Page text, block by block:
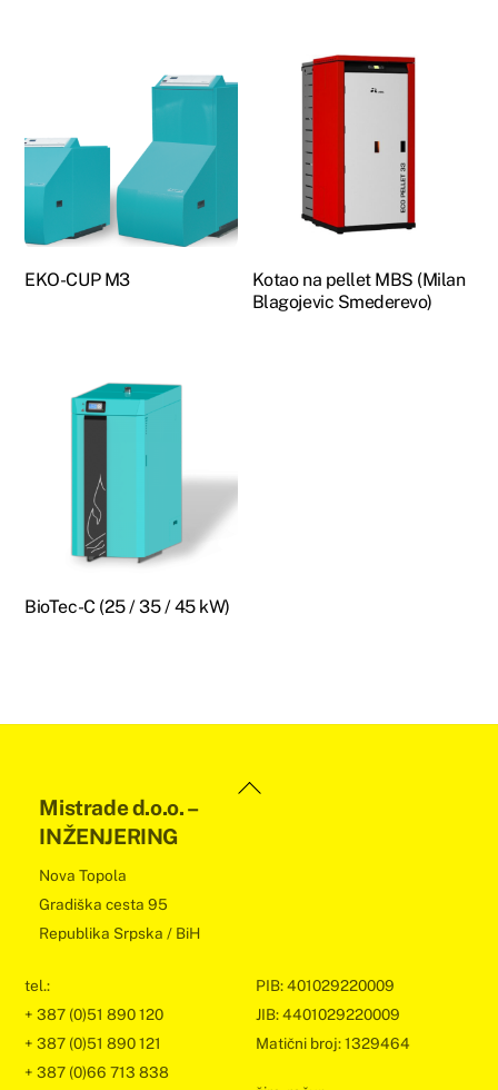
EKO-CUP M3
Kotao na pellet MBS (Milan
Blagojevic Smederevo)
BioTec-C (25 / 35 / 45 kW)
Back
Mistrade d.o.o. –
INŽENJERING
Nova Topola
Gradiška cesta 95
Republika Srpska / BiH
tel.:
+ 387 (0)51 890 120
+ 387 (0)51 890 121
+ 387 (0)66 713 838
PIB: 401029220009
JIB: 4401029220009
Matični broj: 1329464